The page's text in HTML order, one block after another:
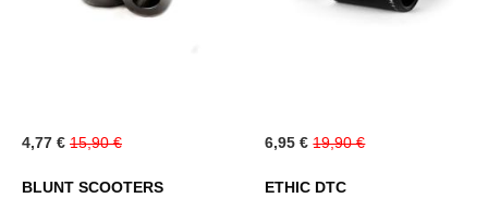
Special
Price
4,77 € 15,90 €
BLUNT SCOOTERS
Special
Price
6,95 € 19,90 €
ETHIC DTC